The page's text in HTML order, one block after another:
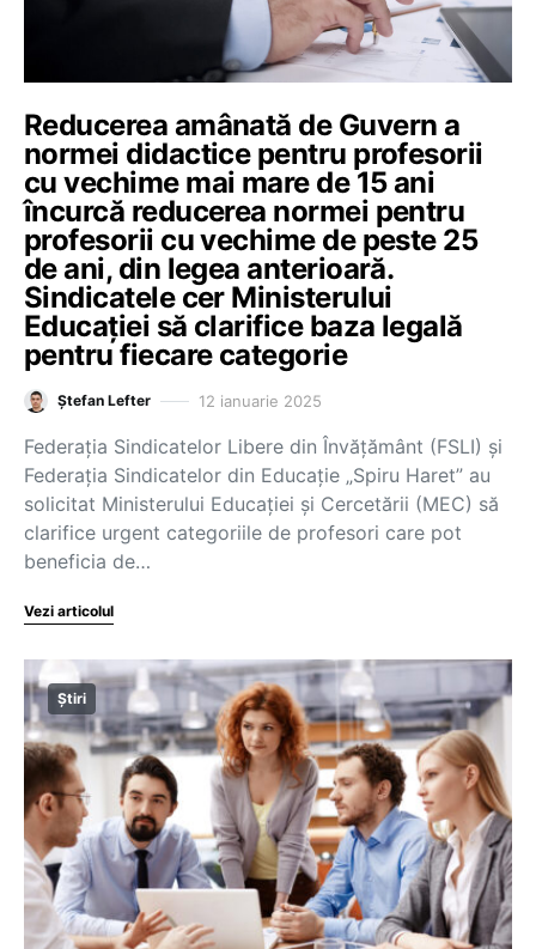
Reducerea amânată de Guvern a
normei didactice pentru profesorii
cu vechime mai mare de 15 ani
încurcă reducerea normei pentru
profesorii cu vechime de peste 25
de ani, din legea anterioară.
Sindicatele cer Ministerului
Educației să clarifice baza legală
pentru fiecare categorie
Ștefan Lefter 12 ianuarie 2025
Federația Sindicatelor Libere din Învățământ (FSLI) și
Federația Sindicatelor din Educație „Spiru Haret” au
solicitat Ministerului Educației și Cercetării (MEC) să
clarifice urgent categoriile de profesori care pot
beneficia de…
Vezi articolul
Știri